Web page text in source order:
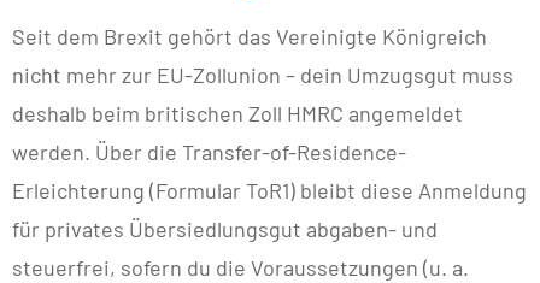
Seit dem Brexit gehört das Vereinigte Königreich
nicht mehr zur EU-Zollunion – dein Umzugsgut muss
deshalb beim britischen Zoll HMRC angemeldet
werden. Über die Transfer-of-Residence-
Erleichterung (Formular ToR1) bleibt diese Anmeldung
für privates Übersiedlungsgut abgaben- und
steuerfrei, sofern du die Voraussetzungen (u. a.